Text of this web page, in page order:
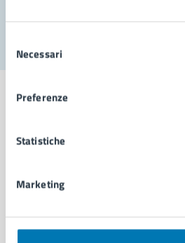
delNecessari
Preferenze
Statistiche
Marketing
Comune di Napoli
AMMINISTRAZIONE
Organi di governo